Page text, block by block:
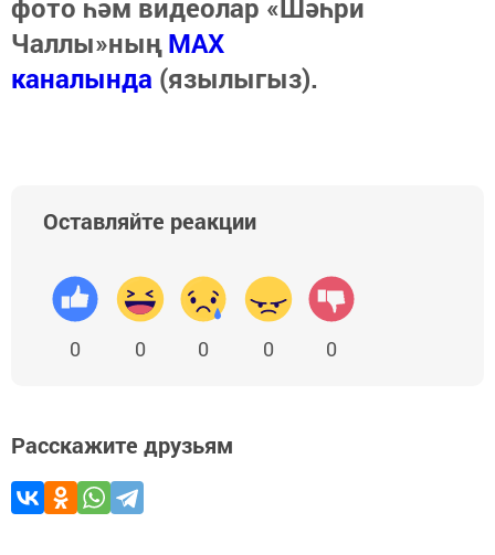
фото һәм видеолар «Шәһри
Чаллы»ныңMAX
каналында (язылыгыз).
Оставляйте реакции
0 0 0 0 0
Расскажите друзьям